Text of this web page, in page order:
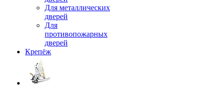
Для металлических
дверей
Для
противопожарных
дверей
Крепёж